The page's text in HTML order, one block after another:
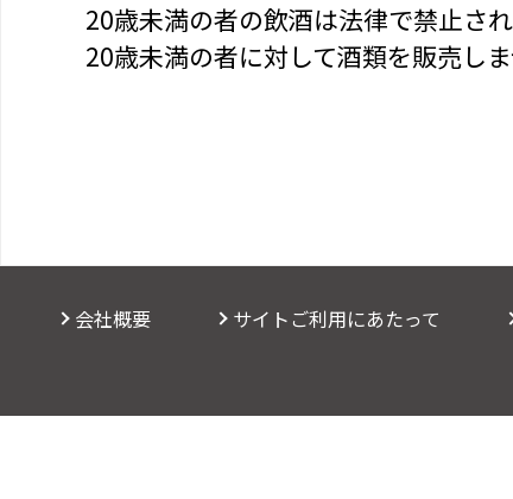
20歳未満の者の飲酒は法律で禁止され
20歳未満の者に対して酒類を販売しま
会社概要 サイトご利用にあたって